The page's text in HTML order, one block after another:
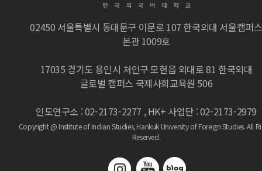
02450 서울특별시 동대문구 이문로 107 한국외대 서울캠퍼스
본관 1009호
17035 경기도 용인시 처인구 모현읍 외대로 81 한국외대
글로벌 캠퍼스 국제사회교육원 506
인도연구소 : 02-2173-2277 , HK+ 사업단 : 02-2173-2979
Copyright @ Institute of Indian Studies, Hankuk University of Foreign Studies.All
Reserved.